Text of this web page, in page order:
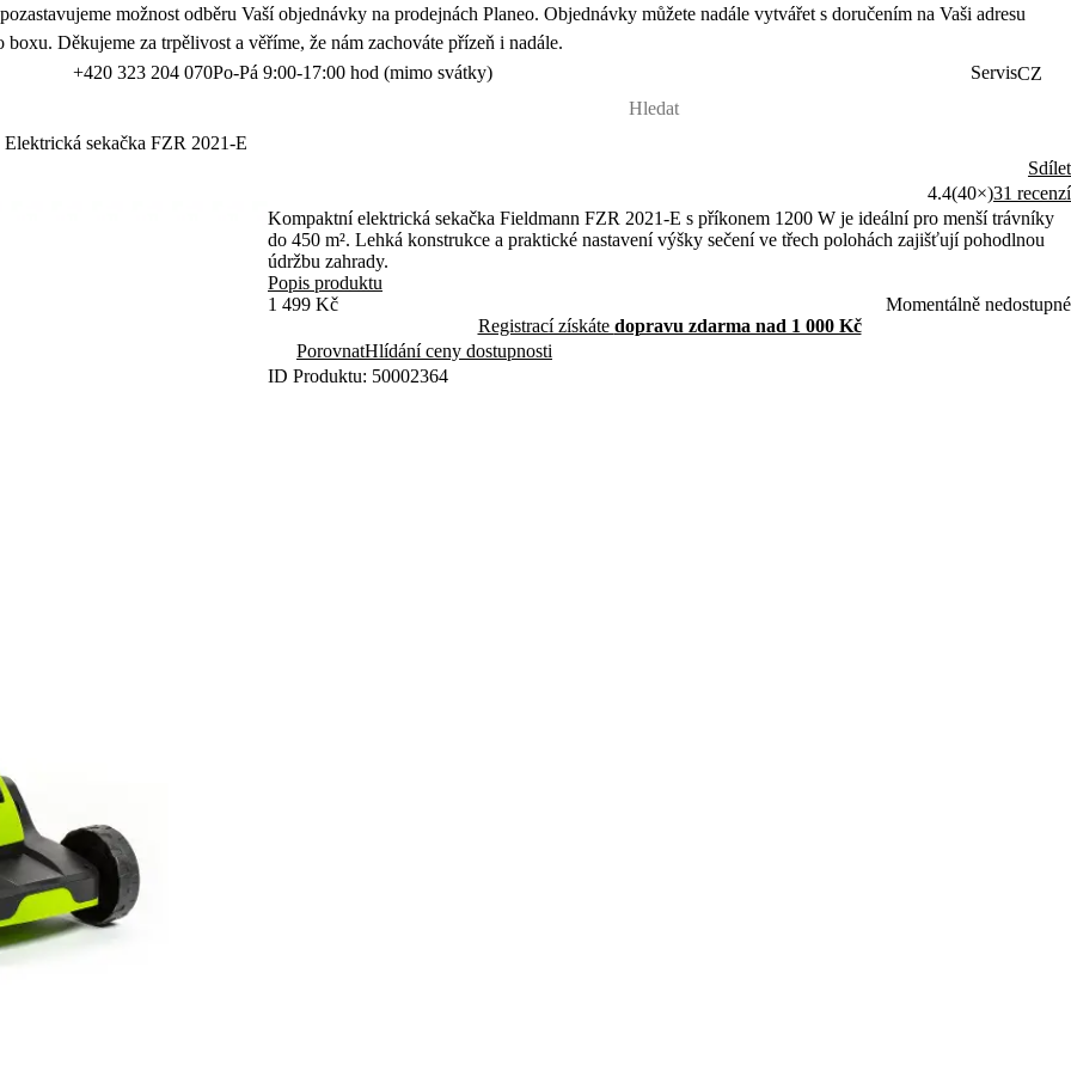
možnost odběru Vaší objednávky na prodejnách Planeo. Objednávky můžete nadále vytvářet s doručením na Vaši adresu
boxu. Děkujeme za trpělivost a věříme, že nám zachováte přízeň i nadále.
+420 323 204 070Po-Pá 9:00-17:00 hod (mimo svátky) ServisCZ
Elektrická sekačka FZR 2021-E
Sdílet
4.4(40×)31 recenzí
Kompaktní elektrická sekačka Fieldmann FZR 2021-E s příkonem 1200 W je ideální pro menší trávníky
do 450 m². Lehká konstrukce a praktické nastavení výšky sečení ve třech polohách zajišťují pohodlnou
údržbu zahrady.
Popis produktu
1 499 Kč
Momentálně nedostupné
Registrací získáte dopravu zdarma nad 1 000 Kč
PorovnatHlídání ceny dostupnosti
ID Produktu: 50002364